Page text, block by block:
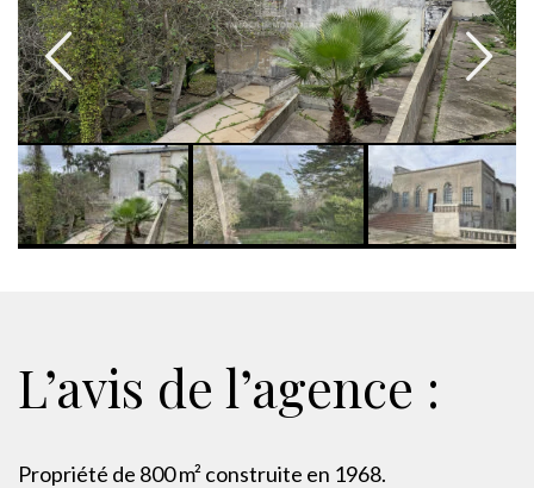
L’avis de l’agence :
Propriété de 800 m² construite en 1968.